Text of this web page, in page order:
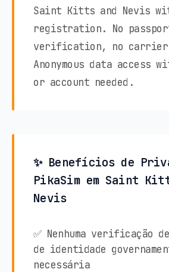
Saint Kitts and Nevis
registration. No
verification, no carrier
Anonymous data access
or account needed.
✨ Benefícios de
PikaSim em Saint
Nevis
✅ Nenhuma verificação
de identidade
necessária